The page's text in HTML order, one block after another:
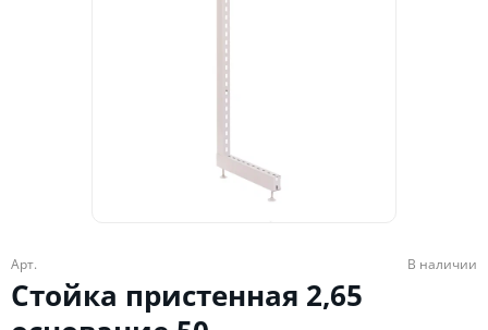
Арт. В наличии
Стойка пристенная 2,65